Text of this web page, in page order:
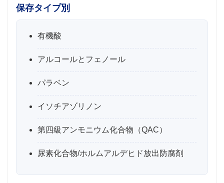
保存タイプ別
有機酸
アルコールとフェノール
パラベン
イソチアゾリノン
第四級アンモニウム化合物（QAC）
尿素化合物/ホルムアルデヒド放出防腐剤